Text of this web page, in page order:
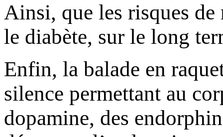
Ainsi, que les risques de
le diabète, sur le long
Enfin, la balade en
silence permettant au
dopamine, des